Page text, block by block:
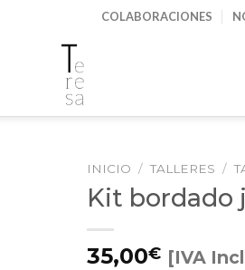
COLABORACIONES
INICIO / TALLERES /
Kit bordado
35,00€ [IVA